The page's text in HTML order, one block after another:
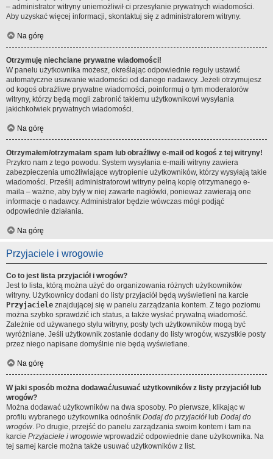
– administrator witryny uniemożliwił ci przesyłanie prywatnych wiadomości.
Aby uzyskać więcej informacji, skontaktuj się z administratorem witryny.
Na górę
Otrzymuję niechciane prywatne wiadomości!
W panelu użytkownika możesz, określając odpowiednie reguły ustawić
automatyczne usuwanie wiadomości od danego nadawcy. Jeżeli otrzymujesz
od kogoś obraźliwe prywatne wiadomości, poinformuj o tym moderatorów
witryny, którzy będą mogli zabronić takiemu użytkownikowi wysyłania
jakichkolwiek prywatnych wiadomości.
Na górę
Otrzymałem/otrzymałam spam lub obraźliwy e-mail od kogoś z tej witryny!
Przykro nam z tego powodu. System wysyłania e-maili witryny zawiera
zabezpieczenia umożliwiające wytropienie użytkowników, którzy wysyłają takie
wiadomości. Prześlij administratorowi witryny pełną kopię otrzymanego e-
maila – ważne, aby były w niej zawarte nagłówki, ponieważ zawierają one
informacje o nadawcy. Administrator będzie wówczas mógł podjąć
odpowiednie działania.
Na górę
Przyjaciele i wrogowie
Co to jest lista przyjaciół i wrogów?
Jest to lista, którą można użyć do organizowania różnych użytkowników
witryny. Użytkownicy dodani do listy przyjaciół będą wyświetleni na karcie
Przyjaciele znajdującej się w panelu zarządzania kontem. Z tego poziomu
można szybko sprawdzić ich status, a także wysłać prywatną wiadomość.
Zależnie od używanego stylu witryny, posty tych użytkowników mogą być
wyróżniane. Jeśli użytkownik zostanie dodany do listy wrogów, wszystkie posty
przez niego napisane domyślnie nie będą wyświetlane.
Na górę
W jaki sposób można dodawać/usuwać użytkowników z listy przyjaciół lub
wrogów?
Można dodawać użytkowników na dwa sposoby. Po pierwsze, klikając w
profilu wybranego użytkownika odnośnik Dodaj do przyjaciół lub Dodaj do
wrogów. Po drugie, przejść do panelu zarządzania swoim kontem i tam na
karcie Przyjaciele i wrogowie wprowadzić odpowiednie dane użytkownika. Na
tej samej karcie można także usuwać użytkowników z list.